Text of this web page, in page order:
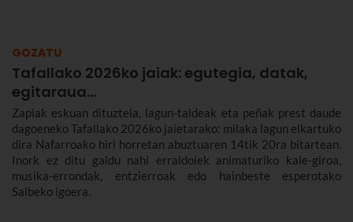
GOZATU
Tafallako 2026ko jaiak: egutegia, datak,
egitaraua...
Zapiak eskuan dituztela, lagun-taldeak eta peñak prest daude
dagoeneko Tafallako 2026ko jaietarako: milaka lagun elkartuko
dira Nafarroako hiri horretan abuztuaren 14tik 20ra bitartean.
Inork ez ditu galdu nahi erraldoiek animaturiko kale-giroa,
musika-errondak, entzierroak edo hainbeste esperotako
Salbeko igoera.